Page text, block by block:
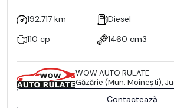
192.717 km Diesel
110 cp
1460 cm3
WOW AUTO RULATE
Găzărie (Mun. Moineşti),
Contactează